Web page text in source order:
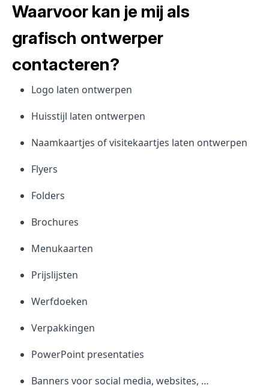
Waarvoor kan je mij als
grafisch ontwerper
contacteren?
Logo laten ontwerpen
Huisstijl laten ontwerpen
Naamkaartjes of visitekaartjes laten ontwerpen
Flyers
Folders
Brochures
Menukaarten
Prijslijsten
Werfdoeken
Verpakkingen
PowerPoint presentaties
Banners voor social media, websites, …